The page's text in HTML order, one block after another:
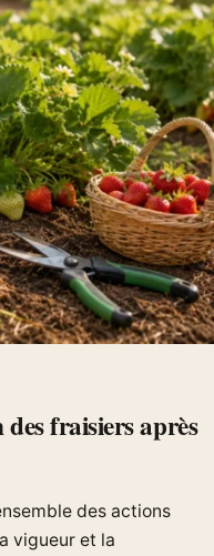
fraisiers après
des actions
vigueur et la